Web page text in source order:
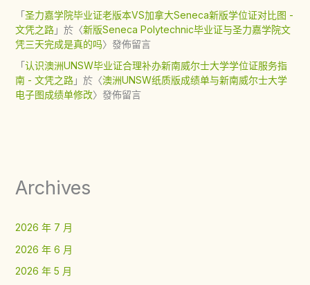
「圣力嘉学院毕业证老版本VS加拿大Seneca新版学位证对比图 -
文凭之路」於〈新版Seneca Polytechnic毕业证与圣力嘉学院文
凭三天完成是真的吗〉發佈留言
「认识澳洲UNSW毕业证合理补办新南威尔士大学学位证服务指
南 - 文凭之路」於〈澳洲UNSW纸质版成绩单与新南威尔士大学
电子图成绩单修改〉發佈留言
Archives
2026 年 7 月
2026 年 6 月
2026 年 5 月